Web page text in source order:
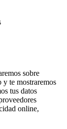
sobre
y te mostraremos
tus datos
online,